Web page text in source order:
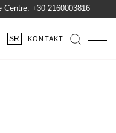
+30 2160003816
SR KONTAKT